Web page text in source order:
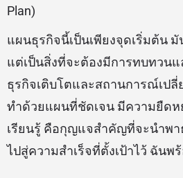
Plan)
แผนธุรกิจนี้เป็นเพียงจุดเริ่มต้น
แต่เป็นสิ่งที่จะต้องมีการทบทวนแ
ธุรกิจเติบโตและสถานการณ์เปลี่
ทำด้วยแผนที่ชัดเจน มีความยืดห
เรียนรู้ คือกุญแจสำคัญที่จะนำพ
ไปสู่ความสำเร็จที่ตั้งเป้าไว้ ฉันพ